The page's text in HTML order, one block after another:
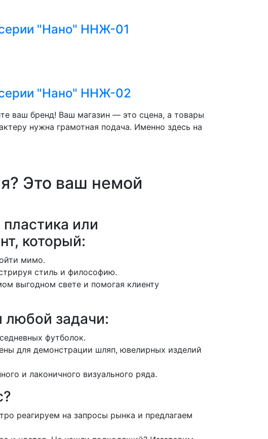
"Нано" ННЖ-01
"Нано" ННЖ-02
ваш бренд! Ваш магазин — это сцена, а товары
нужна грамотная подача. Именно здесь на
Это ваш немой
или
который:
мимо.
стиль и философию.
выгодном свете и помогая клиенту
любой задачи:
футболок.
для демонстрации шляп, ювелирных изделий
и лаконичного визуального ряда.
реагируем на запросы рынка и предлагаем